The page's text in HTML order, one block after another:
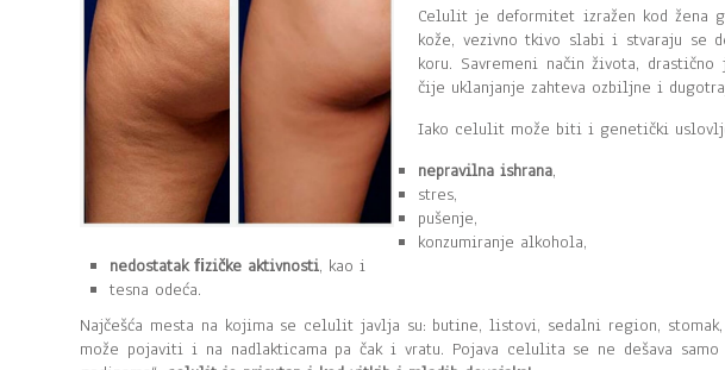
Celulit je deformitet izražen kod žena
kože, vezivno tkivo slabi i stvaraju se
koru. Savremeni način života,
čije uklanjanje zahteva ozbiljne i
Iako celulit može biti i genetički
nepravilna ishrana,
stres,
pušenje,
konzumiranje alkohola,
nedostatak ﬁzičke aktivnosti, kao i
tesna odeća.
Najčešća mesta na kojima se celulit javlja su: butine, listovi, sedalni region,
može pojaviti i na nadlakticama pa čak i vratu. Pojava celulita se ne dešava